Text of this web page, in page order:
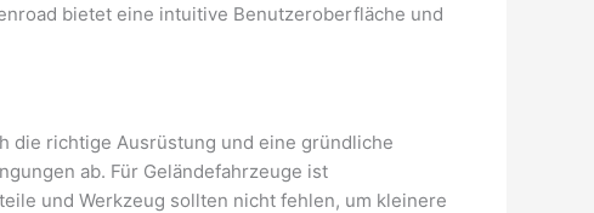
bietet eine intuitive Benutzeroberfläche und
die richtige Ausrüstung und eine gründliche
ab. Für Geländefahrzeuge ist
und Werkzeug sollten nicht fehlen, um kleinere